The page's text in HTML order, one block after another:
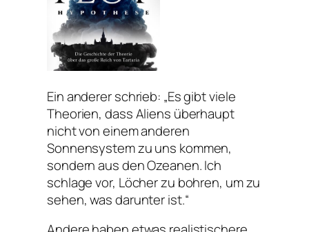
Ein anderer schrieb: „Es gibt viele
Theorien, dass Aliens überhaupt
nicht von einem anderen
Sonnensystem zu uns kommen,
sondern aus den Ozeanen. Ich
schlage vor, Löcher zu bohren, um zu
sehen, was darunter ist.“